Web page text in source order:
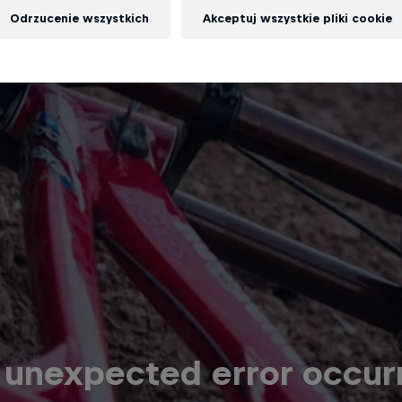
error
Odrzucenie wszystkich Akceptuj wszystkie pliki cookie